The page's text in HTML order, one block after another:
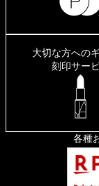
大切な方への
刻印サー
各種